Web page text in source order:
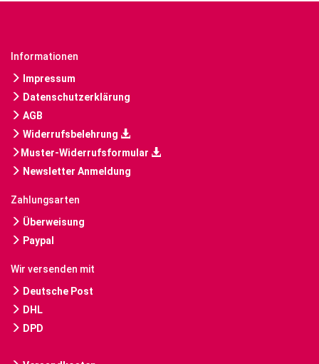
Informationen
Impressum
Datenschutzerklärung
AGB
Widerrufsbelehrung
Muster-Widerrufsformular
Newsletter Anmeldung
Zahlungsarten
Überweisung
Paypal
Wir versenden mit
Deutsche Post
DHL
DPD